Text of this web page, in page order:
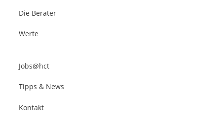
Die Berater
Werte
Jobs@hct
Tipps & News
Kontakt